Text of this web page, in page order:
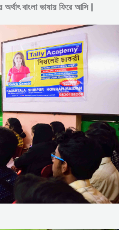
বাংলা ভাষায় ফিরে আসি |